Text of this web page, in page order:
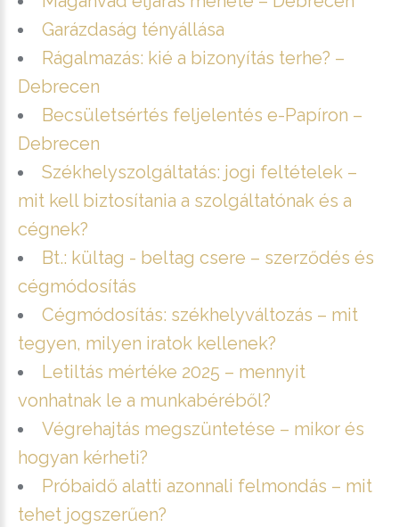
Garázdaság tényállása
Rágalmazás: kié a bizonyítás terhe? –
Debrecen
Becsületsértés feljelentés e-Papíron –
Debrecen
Székhelyszolgáltatás: jogi feltételek –
mit kell biztosítania a szolgáltatónak és a
cégnek?
Bt.: kültag - beltag csere – szerződés és
cégmódosítás
Cégmódosítás: székhelyváltozás – mit
tegyen, milyen iratok kellenek?
Letiltás mértéke 2025 – mennyit
vonhatnak le a munkabéréből?
Végrehajtás megszüntetése – mikor és
hogyan kérheti?
Próbaidő alatti azonnali felmondás – mit
tehet jogszerűen?